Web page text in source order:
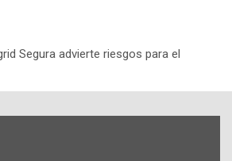
Segura advierte riesgos para el